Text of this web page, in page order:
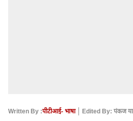
Written By :पीटीआई- भाषा
Edited By: पंकज